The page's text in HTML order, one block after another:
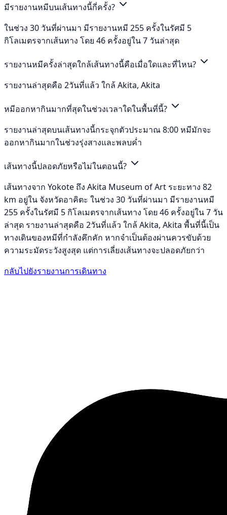
มีรายงานหมีบนเส้นทางนี้กี่ครั้ง?
ในช่วง 30 วันที่ผ่านมา มีรายงานหมี 255 ครั้งในรัศมี 5
กิโลเมตรจากเส้นทาง โดย 46 ครั้งอยู่ใน 7 วันล่าสุด
รายงานหมีครั้งล่าสุดใกล้เส้นทางนี้คือเมื่อใดและที่ไหน?
รายงานล่าสุดคือ 2วันที่แล้ว ใกล้ Akita, Akita
หมีออกหากินมากที่สุดในช่วงเวลาใดในพื้นที่นี้?
รายงานล่าสุดบนเส้นทางนี้กระจุกตัวประมาณ 8:00 หมีมักจะ
ออกหากินมากในช่วงรุ่งสางและพลบค่ำ
เส้นทางนี้ปลอดภัยหรือไม่ในตอนนี้?
เส้นทางจาก Yokote ถึง Akita Museum of Art ระยะทาง 82
km อยู่ใน จังหวัดอาคิตะ ในช่วง 30 วันที่ผ่านมา มีรายงานหมี
255 ครั้งในรัศมี 5 กิโลเมตรจากเส้นทาง โดย 46 ครั้งอยู่ใน 7 วัน
ล่าสุด รายงานล่าสุดคือ 2วันที่แล้ว ใกล้ Akita, Akita พื้นที่นี้เป็น
ทางเดินของหมีที่กำลังคึกคัก หากจำเป็นต้องผ่านควรขับด้วย
ความระมัดระวังสูงสุด แต่การเลี่ยงเส้นทางจะปลอดภัยกว่า
กลับไปยังรายงานการเดินทาง